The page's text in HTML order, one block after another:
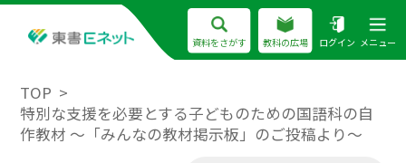
資料をさがす 教科の広場 ログイン メニュー
TOP
特別な支援を必要とする子どものための国語科の自
作教材 ～「みんなの教材掲示板」のご投稿より～